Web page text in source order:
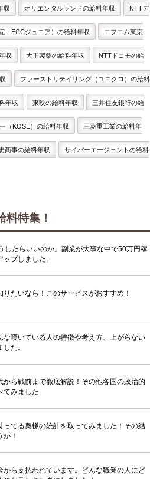
収 オリエンタルランドの給料年収 NTTデ
・ECCジュニア）の給料年収 エフエム東京
収 大正製薬の給料年収 NTTドコモの給
ファーストリテイリング（ユニクロ）の給料
年収 東映の給料年収 三井住友銀行の給
（KOSE）の給料年収 三菱重工業の給料年
商事の給料年収 サイバーエージェントの給料
料特集！
したらいいのか。副業が大事な中で50万円稼
プしました。
たいなら！このサービスがおすすめ！
な嘆いている人の特徴や考え方、上がらない
た。
から戦前まで徹底解説！その他各国の政治的
てみました
ってる奥様の統計を取ってみました！その結
！
から支払われています。どんな職業の人にど